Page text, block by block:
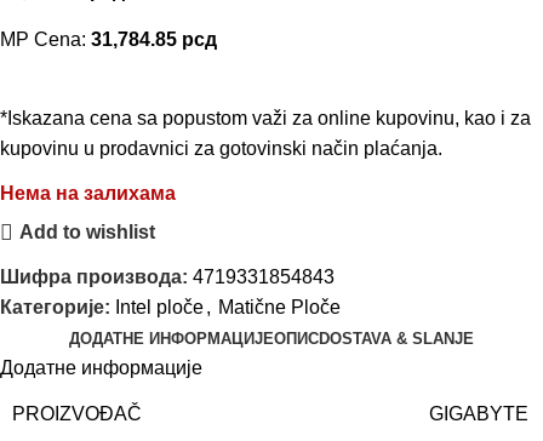
MP Cena: 31,784.85 рсд
*Iskazana cena sa popustom važi za online kupovinu, kao i za
kupovinu u prodavnici za gotovinski način plaćanja.
Нема на залихама
Add to wishlist
Шифра производа: 4719331854843
Категорије: Intel ploče, Matične Ploče
ДОДАТНЕ ИНФОРМАЦИЈЕОПИСDOSTAVA & SLANJE
Додатне информације
PROIZVOĐAČ GIGABYTE